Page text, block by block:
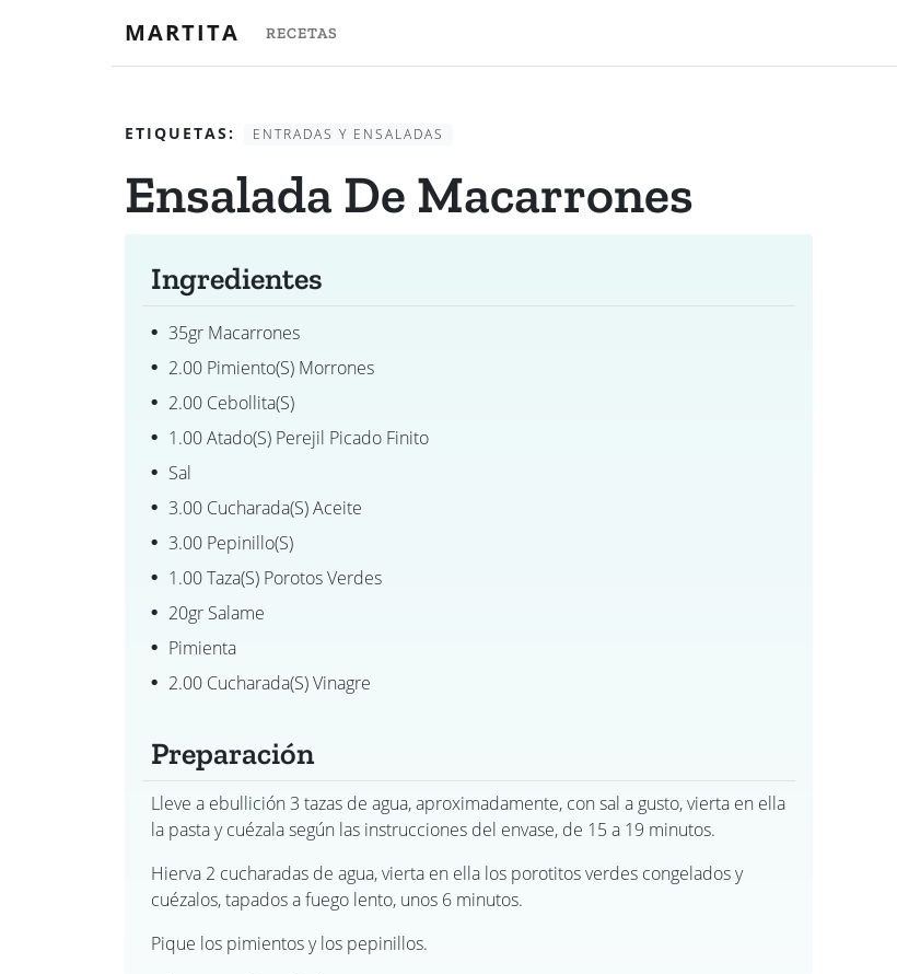
MARTITA RECETAS
ETIQUETAS: ENTRADAS Y ENSALADAS
Ensalada De Macarrones
Ingredientes
35gr Macarrones
2.00 Pimiento(s) Morrones
2.00 Cebollita(s)
1.00 Atado(s) Perejil Picado Finito
Sal
3.00 Cucharada(s) Aceite
3.00 Pepinillo(s)
1.00 Taza(s) Porotos Verdes
20gr Salame
Pimienta
2.00 Cucharada(s) Vinagre
Preparación
Lleve a ebullición 3 tazas de agua, aproximadamente, con sal a gusto, vierta en ella
la pasta y cuézala según las instrucciones del envase, de 15 a 19 minutos.
Hierva 2 cucharadas de agua, vierta en ella los porotitos verdes congelados y
cuézalos, tapados a fuego lento, unos 6 minutos.
Pique los pimientos y los pepinillos.